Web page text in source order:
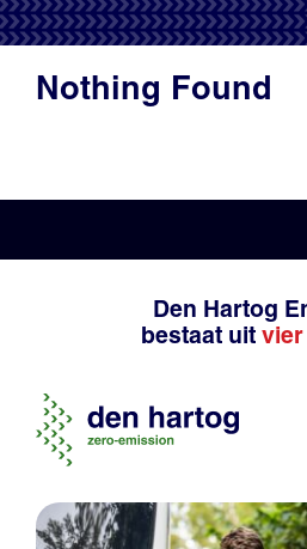
Nothing Found
Den Hartog
bestaat uit